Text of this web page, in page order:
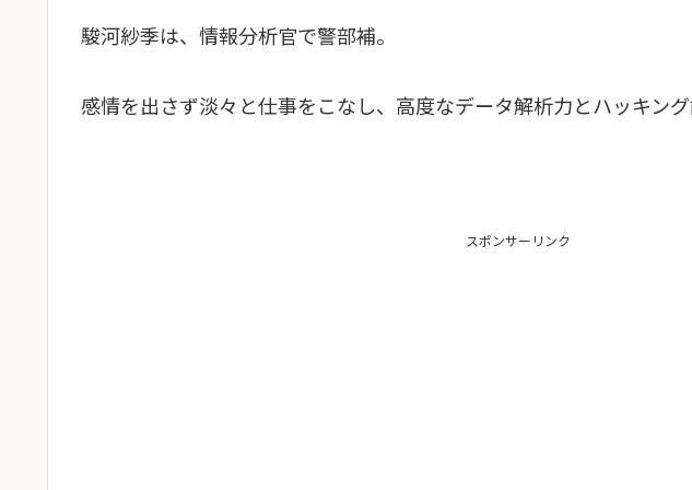
駿河紗季は、情報分析官で警部補。
感情を出さず淡々と仕事をこなし、高度なデータ解析力とハッキング
スポンサーリンク